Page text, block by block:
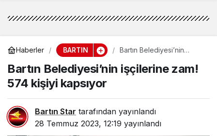
Haberler BARTIN
Bartın Belediyesi’nin
kapsıyor
Bartın Belediyesi’nin işçilerine zam!
574 kişiyi kapsıyor
Bartın Star tarafından yayınlandı
28 Temmuz 2023, 12:19 yayınlandı